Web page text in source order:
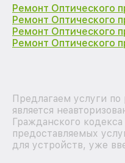
Ремонт Оптического
Ремонт Оптического
Ремонт Оптического
Ремонт Оптического
Предлагаем услуги
является
Гражданского
предоставляемых
для устройств, уже